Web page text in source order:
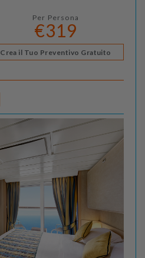
Per Persona
€319
Crea il Tuo Preventivo Gratuito